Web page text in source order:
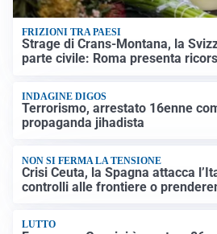
FRIZIONI TRA PAESI
Strage di Crans-Montana, la
parte civile: Roma presenta
INDAGINE DIGOS
Terrorismo, arrestato 16enne
propaganda jihadista
NON SI FERMA LA TENSIONE
Crisi Ceuta, la Spagna attacca
controlli alle frontiere o
LUTTO